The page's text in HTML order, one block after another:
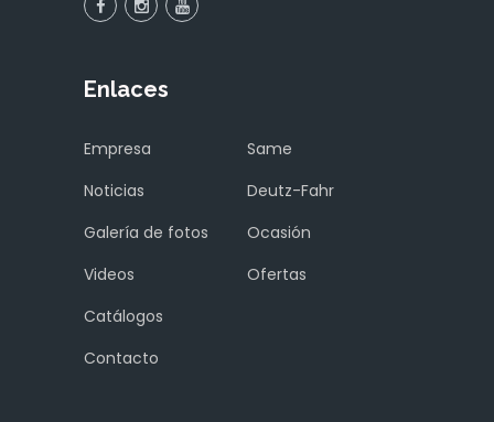
Enlaces
Empresa
Noticias
Galería de fotos
Videos
Catálogos
Contacto
Same
Deutz-Fahr
Ocasión
Ofertas